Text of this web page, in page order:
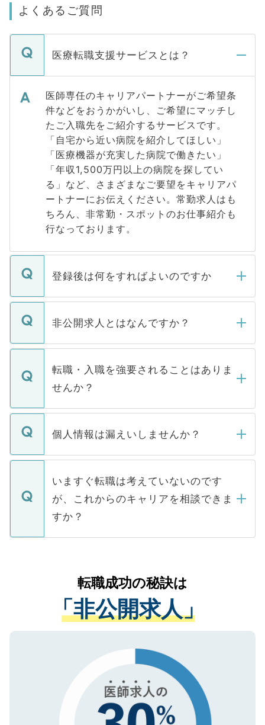
よくあるご質問
医療転職支援サービスとは？
医師専任のキャリアパートナーがご希望条
件などをおうかがいし、ご希望にマッチし
たご入職先をご紹介するサービスです。
「自宅から近い病院を紹介してほしい」
「医療機器が充実した病院で働きたい」
「年収1,500万円以上の病院を探してい
る」など、さまざまなご要望をキャリアパ
ートナーにお伝えください。常勤求人はも
ちろん、非常勤・スポットのお仕事紹介も
行なっております。
登録後は何をすればよいのですか
ご登録いただきましたら、弊社担当者がご
登録内容を確認し、その後メールもしくは
ます。通常、5営業日以内にはご連絡をせて
いただきますので、しばらくお待ちくださ
非公開求人とはなんですか？
マイナビDOCTORで取り扱っている求人の
うち約3割は、Webサイトからご覧いただ
けない「非公開求人」です。非公開求人は
下記の理由によって、一般には公開してい
ません。
■応募殺到を避けるため 人気のある医療機
関を公にしてしまうと、応募が殺到する場
に、医療機関が求める条件に合った人材の
みを人材紹介会社に依頼するケースが増え
ています。
転職・入職を強要されることはありま
せんか？
転職・入職を強要することは一切ありませ
ん。また、仮に応募先から内定をいただい
定を承諾する必要はありません。内定先へ
の辞退の連絡はキャリアパートナーが行い
個人情報は漏えいしませんか？
個人情報が漏えいすることはありませんの
で、ご安心ください。当サイトからの登録
などで収集したご登録者様の個人情報は、
ご本人のキャリアアップおよび転職活動の
支援を目的に使用いたします。お預かりし
ているすべての個人データはご本人の許可
は、個人情報の取り扱いについての厳密な
管理基準を満たした事業者のみに付与され
る、プライバシーマークを取得済みです。
で、機密保持に関してもご安心ください。
いますぐ転職は考えていないのです
が、これからのキャリアを相談できま
すか？
かがいして、現在の医療機関の状況や紹介
経験をまじえながら、適切なアドバイスを
させていただきます。すぐにご転職をされ
ない方には、長期的なサポートが可能です
ので、まずはご登録ください。
転職成功の秘訣は
「非公開求人」